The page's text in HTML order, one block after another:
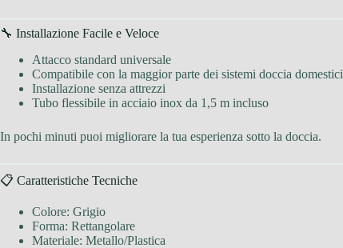
🔧 Installazione Facile e Veloce
Attacco standard universale
Compatibile con la maggior parte dei sistemi doccia domestici
Installazione senza attrezzi
Tubo flessibile in acciaio inox da 1,5 m incluso
In pochi minuti puoi migliorare la tua esperienza sotto la doccia.
📋 Caratteristiche Tecniche
Colore: Grigio
Forma: Rettangolare
Materiale: Metallo/Plastica